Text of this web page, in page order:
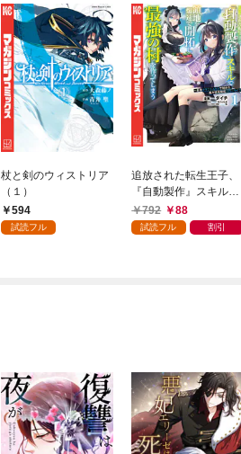
杖と剣のウィストリア
（１）
594
試読フル
追放された転生王子、
『自動製作』スキルで
領地を爆速で開拓し最
強の村を作ってしまう
792 88
試読フル 割引